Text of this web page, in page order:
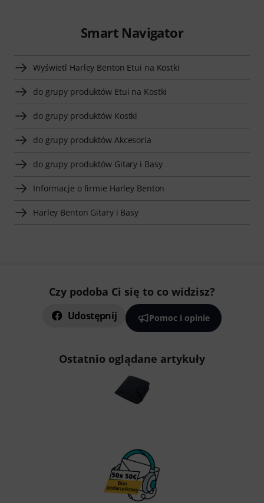
Smart Navigator
Wyświetl Harley Benton Etui na Kostki
do grupy produktów Etui na Kostki
do grupy produktów Kostki
do grupy produktów Akcesoria
do grupy produktów Gitary i Basy
Informacje o firmie Harley Benton
Harley Benton Gitary i Basy
Czy podoba Ci się to co widzisz?
Udostępnij Pomoc i opinie
Ostatnio oglądane artykuły